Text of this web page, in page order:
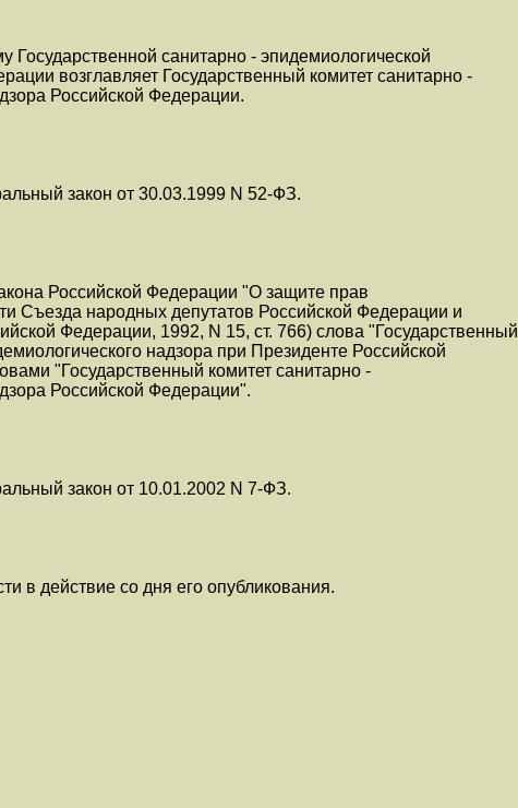
Государственной санитарно - эпидемиологической
возглавляет Государственный комитет санитарно -
Российской Федерации.
закон от 30.03.1999 N 52-ФЗ.
Российской Федерации "О защите прав
Съезда народных депутатов Российской Федерации и
Федерации, 1992, N 15, ст. 766) слова "Государственный
надзора при Президенте Российской
"Государственный комитет санитарно -
Российской Федерации".
закон от 10.01.2002 N 7-ФЗ.
в действие со дня его опубликования.